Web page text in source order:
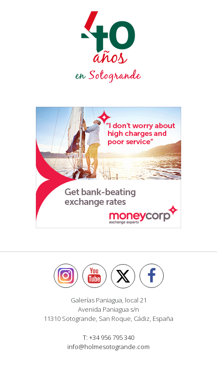
Galerías Paniagua, local 21
Avenida Paniagua s/n
11310 Sotogrande, San Roque, Cádiz, España
T: +34 956 795 340
info@holmesotogrande.com